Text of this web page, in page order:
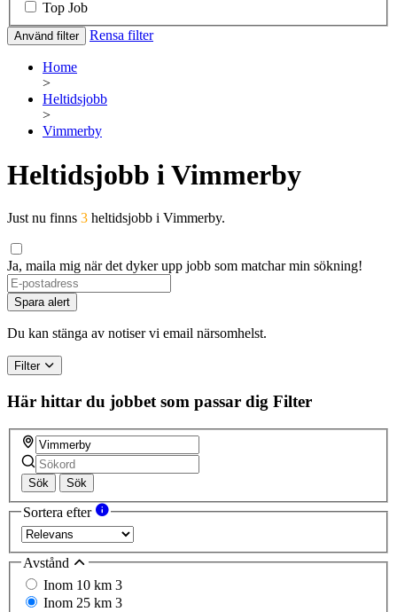
Top Job
Använd filter Rensa filter
Home
>
Heltidsjobb
>
Vimmerby
Heltidsjobb i Vimmerby
Just nu finns 3 heltidsjobb i Vimmerby.
Ja, maila mig när det dyker upp jobb som matchar min sökning!
Spara alert
Du kan stänga av notiser vi email närsomhelst.
Filter
Här hittar du jobbet som passar dig Filter
Sök Sök
Sortera efter
Avstånd
Inom 10 km 3
Inom 25 km 3